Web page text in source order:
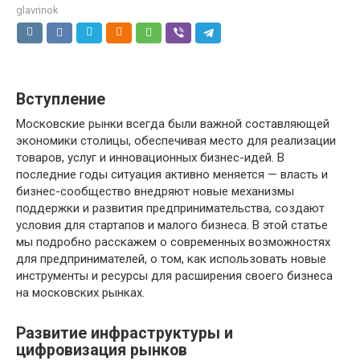
glavrinok
Вступление
Московские рынки всегда были важной составляющей
экономики столицы, обеспечивая место для реализации
товаров, услуг и инновационных бизнес-идей. В
последние годы ситуация активно меняется — власть и
бизнес-сообщество внедряют новые механизмы
поддержки и развития предпринимательства, создают
условия для стартапов и малого бизнеса. В этой статье
мы подробно расскажем о современных возможностях
для предпринимателей, о том, как использовать новые
инструменты и ресурсы для расширения своего бизнеса
на московских рынках.
Развитие инфраструктуры и
цифровизация рынков